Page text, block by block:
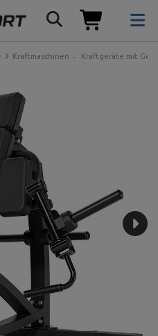
Kraftmaschinen Kraftgeräte mit